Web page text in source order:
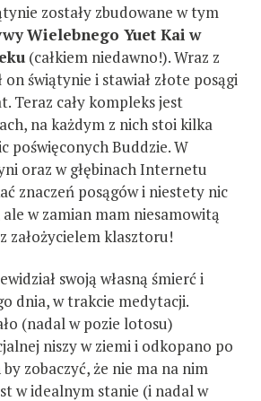
zostały zbudowane w tym
Wielebnego Yuet Kai w
(całkiem niedawno!). Wraz z
świątynie i stawiał złote posągi
Teraz cały kompleks jest
na każdym z nich stoi kilka
poświęconych Buddzie. W
oraz w głębinach Internetu
znaczeń posągów i niestety nic
w zamian mam niesamowitą
założycielem klasztoru!
swoją własną śmierć i
dnia, w trakcie medytacji.
(nadal w pozie lotosu)
niszy w ziemi i odkopano po
zobaczyć, że nie ma na nim
w idealnym stanie (i nadal w